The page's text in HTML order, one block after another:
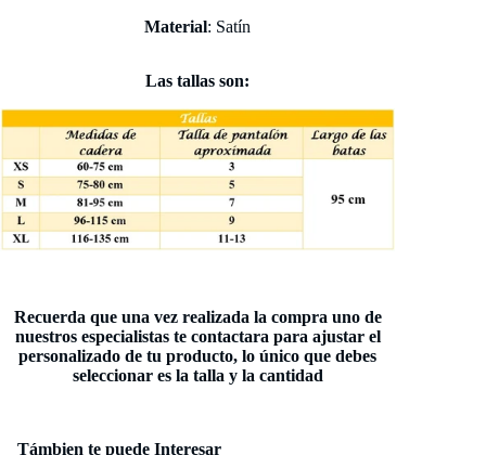
Material: Satín
Las tallas son:
Recuerda que una vez realizada la compra uno de
nuestros especialistas te contactara para ajustar el
personalizado de tu producto, lo único que debes
seleccionar es la talla y la cantidad
Támbien te puede Interesar